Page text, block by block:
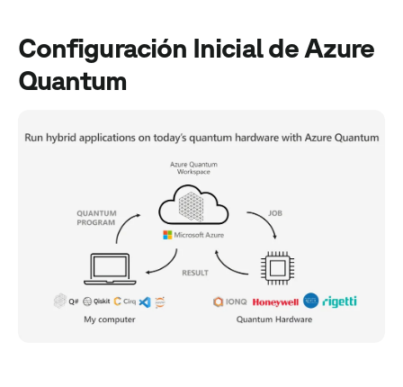
Configuración Inicial de Azure
Quantum